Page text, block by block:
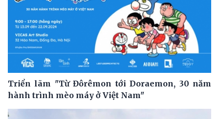
Triển lãm "Từ Đôrêmon tới Doraemon, 30 năm
hành trình mèo máy ở Việt Nam"